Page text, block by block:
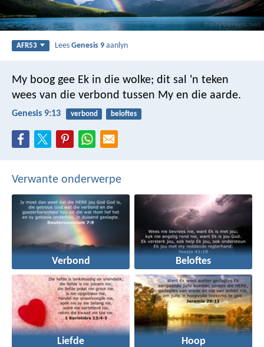
AFR53 LeesGenesis 9 aanlyn
My boog gee Ek in die wolke; dit sal 'n teken
wees van die verbond tussen My en die aarde.
Genesis 9:13 verbond beloftes
Verwante onderwerpe
Verbond Beloftes
Liefde Hoop